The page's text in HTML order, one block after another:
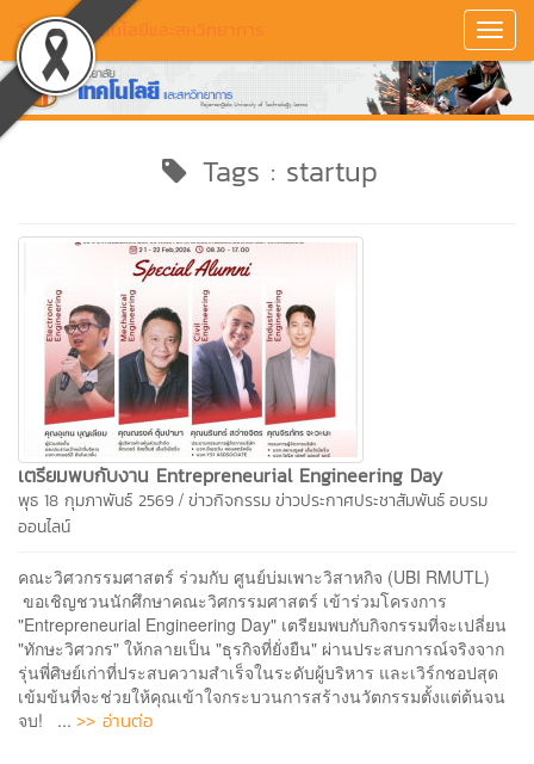
วิทยาลัยเทคโนโลยีและสหวิทยาการ
Tags : startup
เตรียมพบกับงาน Entrepreneurial Engineering Day
พุธ 18 กุมภาพันธ์ 2569 / ข่าวกิจกรรมข่าวประกาศประชาสัมพันธ์อบรม
ออนไลน์
คณะวิศวกรรมศาสตร์ ร่วมกับ ศูนย์บ่มเพาะวิสาหกิจ (UBI RMUTL)
ขอเชิญชวนนักศึกษาคณะวิศกรรมศาสตร์ เข้าร่วมโครงการ
"Entrepreneurial Engineering Day" เตรียมพบกับกิจกรรมที่จะเปลี่ยน
"ทักษะวิศวกร" ให้กลายเป็น "ธุรกิจที่ยั่งยืน" ผ่านประสบการณ์จริงจาก
รุ่นพี่ศิษย์เก่าที่ประสบความสำเร็จในระดับผู้บริหาร และเวิร์กชอปสุด
เข้มข้นที่จะช่วยให้คุณเข้าใจกระบวนการสร้างนวัตกรรมตั้งแต่ต้นจน
จบ! ... >> อ่านต่อ